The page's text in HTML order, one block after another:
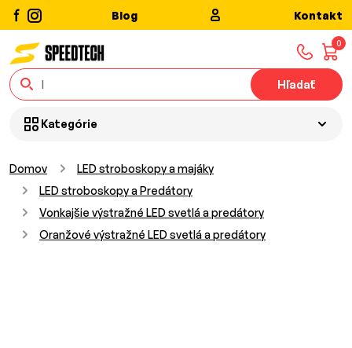
Blog Kontakt
0
Hľadať
Kategórie
Domov
LED stroboskopy a majáky
LED stroboskopy a Predátory
Vonkajšie výstražné LED svetlá a predátory
Oranžové výstražné LED svetlá a predátory